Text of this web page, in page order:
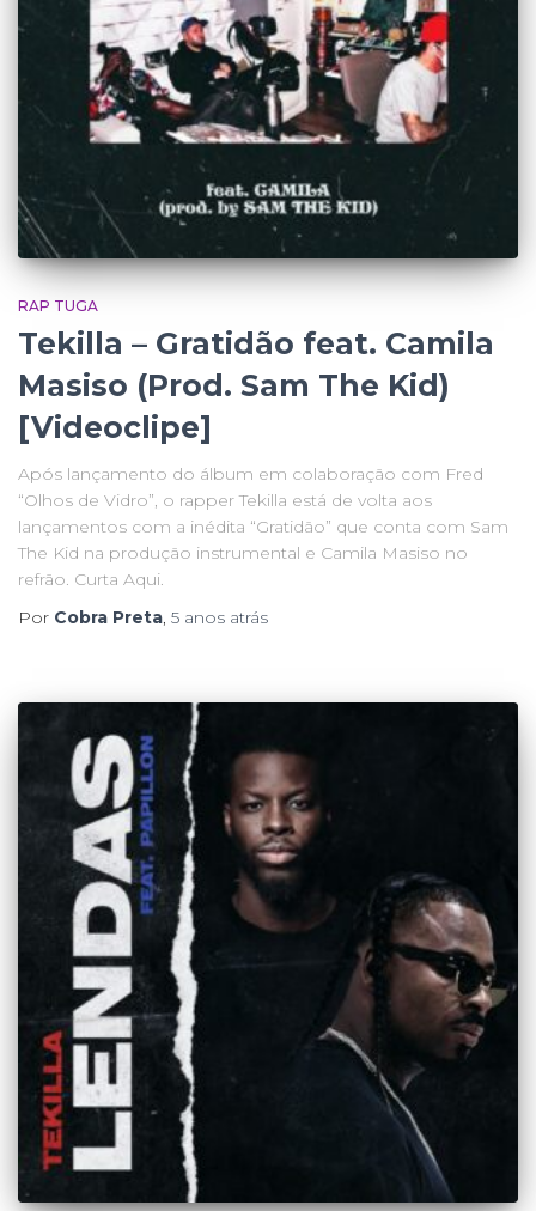
RAP TUGA
Tekilla – Gratidão feat. Camila
Masiso (Prod. Sam The Kid)
[Videoclipe]
Após lançamento do álbum em colaboração com Fred
“Olhos de Vidro”, o rapper Tekilla está de volta aos
lançamentos com a inédita “Gratidão” que conta com Sam
The Kid na produção instrumental e Camila Masiso no
refrão. Curta Aqui.
Por Cobra Preta, 5 anos atrás